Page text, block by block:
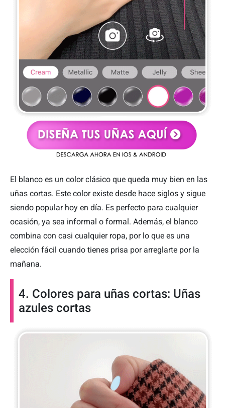
El blanco es un color clásico que queda muy bien en las
uñas cortas. Este color existe desde hace siglos y sigue
siendo popular hoy en día. Es perfecto para cualquier
ocasión, ya sea informal o formal. Además, el blanco
combina con casi cualquier ropa, por lo que es una
elección fácil cuando tienes prisa por arreglarte por la
mañana.
4. Colores para uñas cortas: Uñas
azules cortas